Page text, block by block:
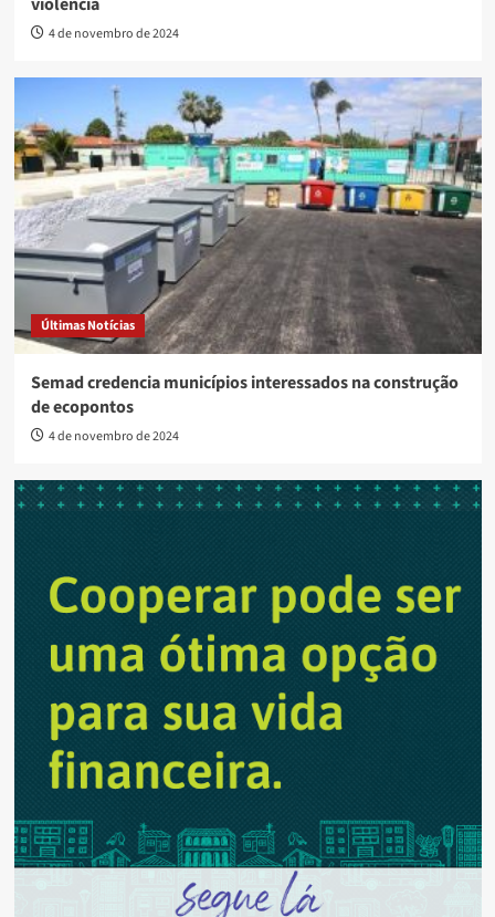
4 de novembro de 2024
Últimas Notícias
Semad credencia municípios interessados na construção
de ecopontos
4 de novembro de 2024